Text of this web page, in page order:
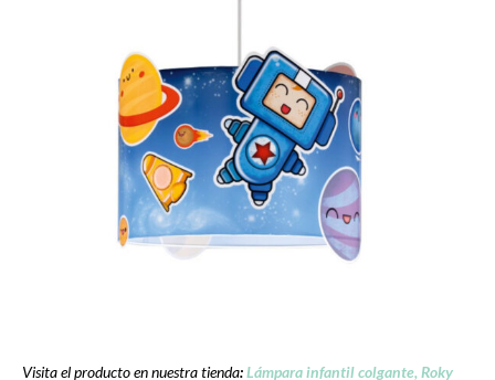
Visita el producto en nuestra tienda:Lámpara infantil colgante, Roky